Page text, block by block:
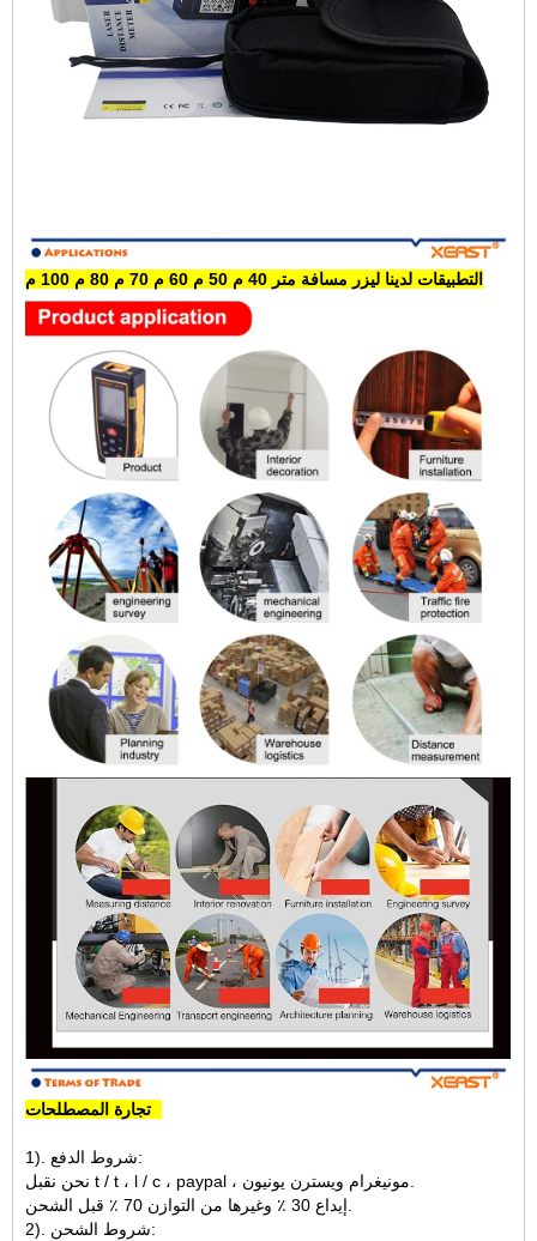
التطبيقات لدينا ليزر مسافة متر 40 م 50 م 60 م 70 م 80 م 100 م
1). شروط الدفع:
2). شروط الشحن: